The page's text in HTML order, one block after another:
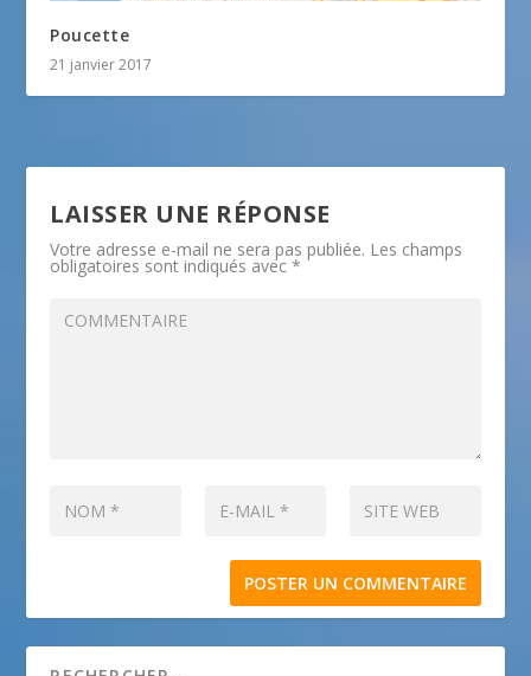
Poucette
21 janvier 2017
LAISSER UNE RÉPONSE
Votre adresse e-mail ne sera pas publiée. Les champs
obligatoires sont indiqués avec*